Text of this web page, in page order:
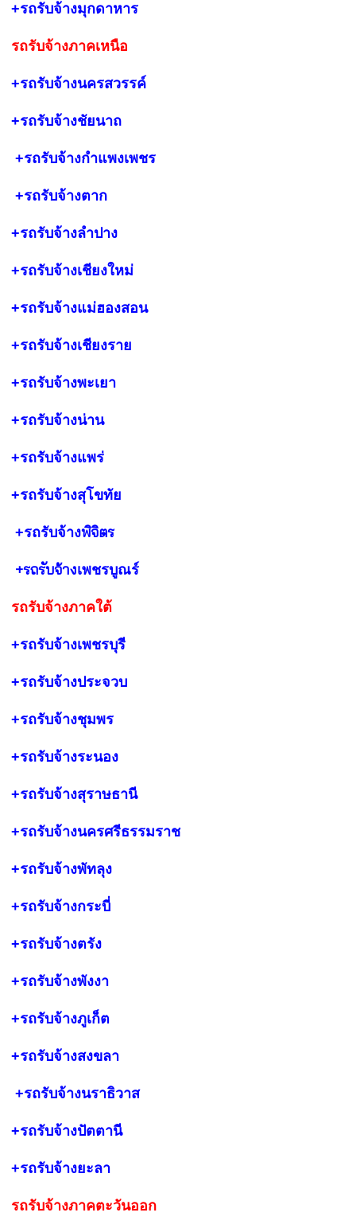
+รถรับจ้างมุกดาหาร
รถรับจ้างภาคเหนือ
+รถรับจ้างนครสวรรค์
+รถรับจ้างชัยนาถ
+รถรับจ้างกำแพงเพชร
+รถรับจ้างตาก
+รถรับจ้างลำปาง
+รถรับจ้างเชียงใหม่
+รถรับจ้างแม่ฮองสอน
+รถรับจ้างเชียงราย
+รถรับจ้างพะเยา
+รถรับจ้างน่าน
+รถรับจ้างแพร่
+รถรับจ้างสุโขทัย
+รถรับจ้างพิจิตร
+รถรับจ้างเพชรบูณร์
รถรับจ้างภาคใต้
+รถรับจ้างเพชรบุรี
+รถรับจ้างประจวบ
+รถรับจ้างชุมพร
+รถรับจ้างระนอง
+รถรับจ้างสุราษธานี
+รถรับจ้างนครศรีธรรมราช
+รถรับจ้างพัทลุง
+รถรับจ้างกระบี่
+รถรับจ้างตรัง
+รถรับจ้างพังงา
+รถรับจ้างภูเก็ต
+รถรับจ้างสงขลา
+รถรับจ้างนราธิวาส
+รถรับจ้างปัตตานี
+รถรับจ้างยะลา
รถรับจ้างภาคตะวันออก